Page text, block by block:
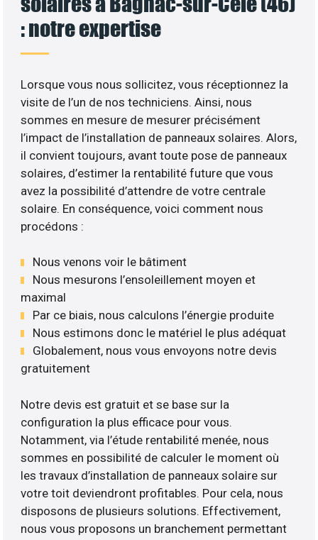
: notre expertise
Lorsque vous nous sollicitez, vous réceptionnez la
visite de l’un de nos techniciens. Ainsi, nous
sommes en mesure de mesurer précisément
l’impact de l’installation de panneaux solaires. Alors,
il convient toujours, avant toute pose de panneaux
solaires, d’estimer la rentabilité future que vous
avez la possibilité d’attendre de votre centrale
solaire. En conséquence, voici comment nous
procédons :
Nous venons voir le bâtiment
Nous mesurons l’ensoleillement moyen et
maximal
Par ce biais, nous calculons l’énergie produite
Nous estimons donc le matériel le plus adéquat
Globalement, nous vous envoyons notre devis
gratuitement
Notre devis est gratuit et se base sur la
configuration la plus efficace pour vous.
Notamment, via l’étude rentabilité menée, nous
sommes en possibilité de calculer le moment où
les travaux d’installation de panneaux solaire sur
votre toit deviendront profitables. Pour cela, nous
disposons de plusieurs solutions. Effectivement,
nous vous proposons un branchement permettant